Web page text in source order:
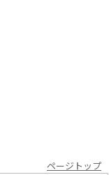
ページトップ